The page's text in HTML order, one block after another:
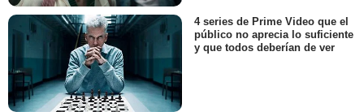
4 series de Prime Video que el
público no aprecia lo suficiente
y que todos deberían de ver